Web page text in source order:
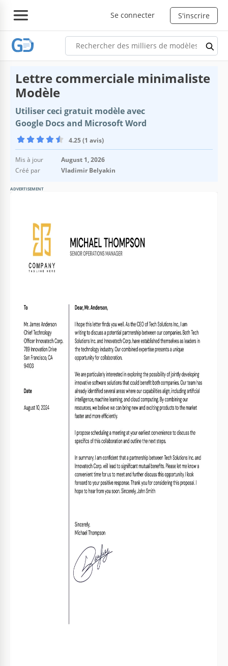
Se connecter S'inscrire
Lettre commerciale minimaliste
Modèle
Utiliser ceci gratuit modèle avec
Google Docs and Microsoft Word
4.25 (1 avis)
Mis à jour
August 1, 2026
Créé par
Vladimir Belyakin
ADVERTISEMENT